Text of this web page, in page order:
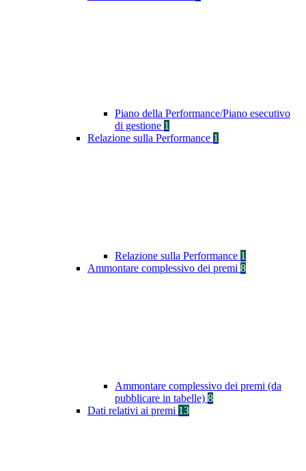
Piano della Performance/Piano esecutivo
di gestione 1
Relazione sulla Performance 1
Relazione sulla Performance 1
Ammontare complessivo dei premi 8
Ammontare complessivo dei premi (da
pubblicare in tabelle) 8
Dati relativi ai premi 13